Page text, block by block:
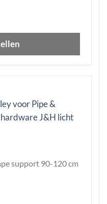
support 90-120 cm